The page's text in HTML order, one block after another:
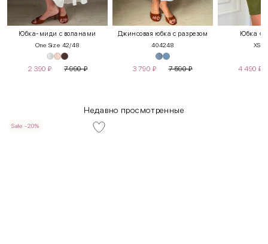
Юбка-миди с воланами
One Size 42/48
2 390 ₽ 7 990₽
Джинсовая юбка с разрезом
404248
3 790 ₽ 7 590₽
Юбка
XS
4 490 ₽
Недавно просмотренные
Sale -20%